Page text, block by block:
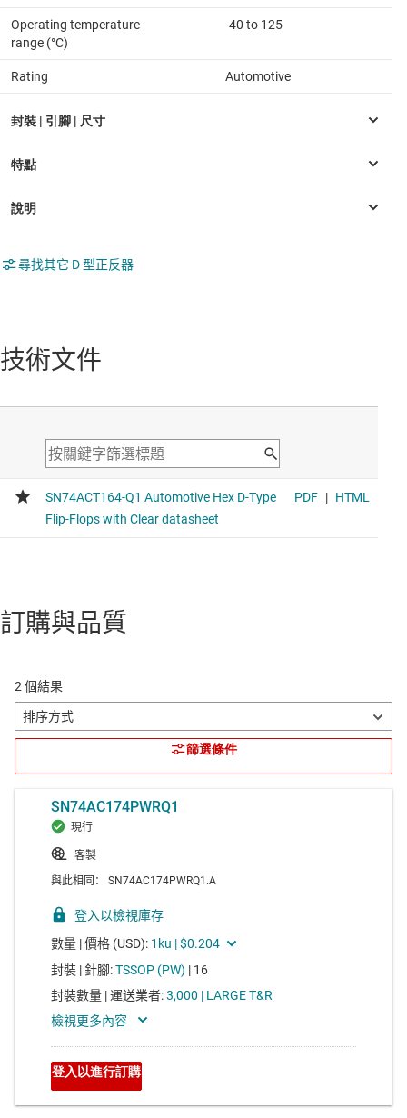
Operating temperature
range (°C)
-40 to 125
Rating Automotive
尋找其它 D 型正反器
技術文件
訂購與品質